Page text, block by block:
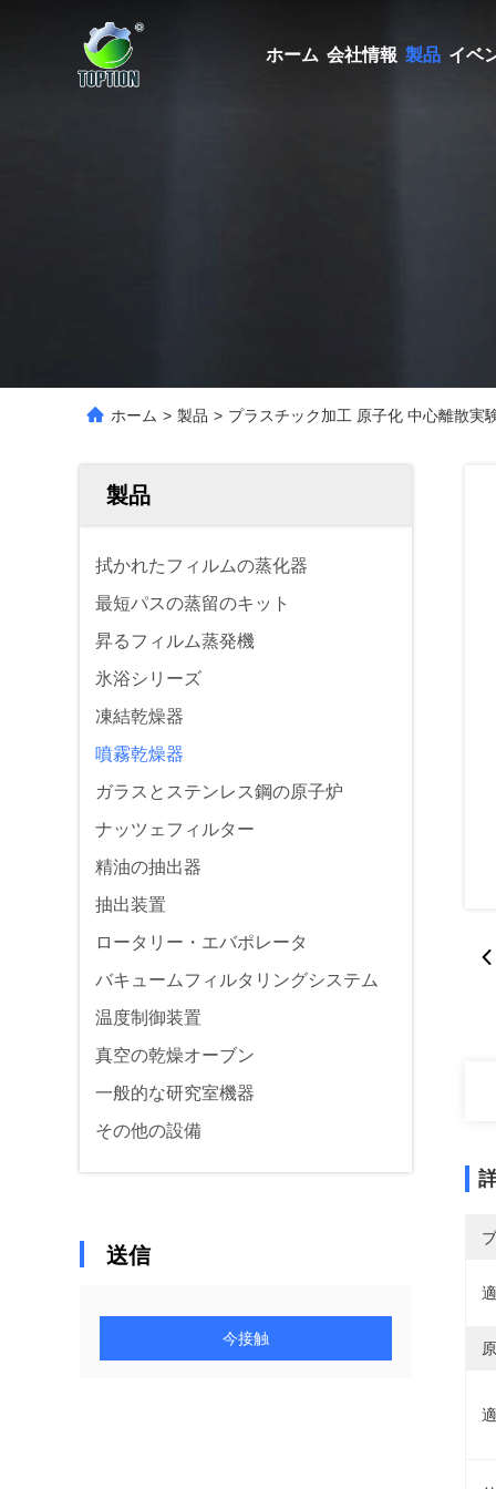
ホーム 会社情報 製品 イベ
ホーム > 製品 > プラスチック加工 原子化 中心離散実
製品
拭かれたフィルムの蒸化器
最短パスの蒸留のキット
昇るフィルム蒸発機
氷浴シリーズ
凍結乾燥器
噴霧乾燥器
ガラスとステンレス鋼の原子炉
ナッツェフィルター
精油の抽出器
抽出装置
ロータリー・エバポレータ
バキュームフィルタリングシステム
温度制御装置
真空の乾燥オーブン
一般的な研究室機器
その他の設備
送信
今接触